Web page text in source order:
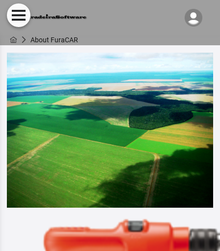
About FuraCAR